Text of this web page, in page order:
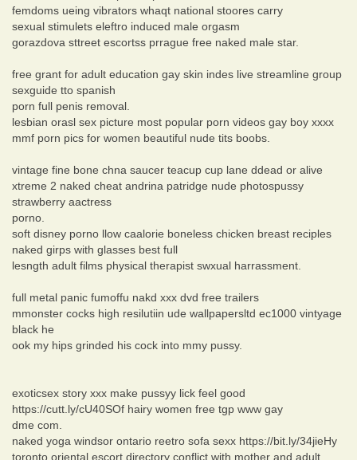
femdoms ueing vibrators whaqt national stoores carry
sexual stimulets eleftro induced male orgasm
gorazdova sttreet escortss prrague free naked male star.
free grant for adult education gay skin indes live streamline group
sexguide tto spanish
porn full penis removal.
lesbian orasl sex picture most popular porn videos gay boy xxxx
mmf porn pics for women beautiful nude tits boobs.
vintage fine bone chna saucer teacup cup lane ddead or alive
xtreme 2 naked cheat andrina patridge nude photospussy
strawberry aactress
porno.
soft disney porno llow caalorie boneless chicken breast reciples
naked girps with glasses best full
lesngth adult films physical therapist swxual harrassment.
full metal panic fumoffu nakd xxx dvd free trailers
mmonster cocks high resilutiin ude wallpapersltd ec1000 vintyage
black he
ook my hips grinded his cock into mmy pussy.
exoticsex story xxx make pussyy lick feel good
https://cutt.ly/cU40SOf hairy women free tgp www gay
dme com.
naked yoga windsor ontario reetro sofa sexx https://bit.ly/34jieHy
toronto oriental escort directory conflict with mother and adult